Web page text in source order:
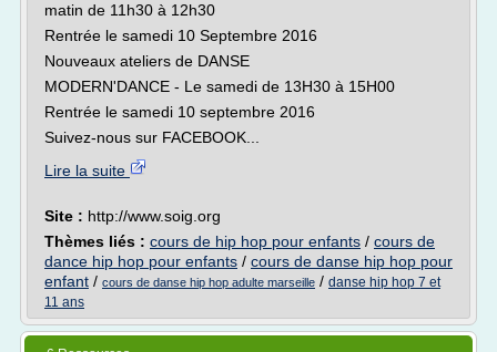
matin de 11h30 à 12h30
Rentrée le samedi 10 Septembre 2016
Nouveaux ateliers de DANSE
MODERN'DANCE - Le samedi de 13H30 à 15H00
Rentrée le samedi 10 septembre 2016
Suivez-nous sur FACEBOOK...
Lire la suite
Site : http://www.soig.org
Thèmes liés : cours de hip hop pour enfants / cours de
dance hip hop pour enfants / cours de danse hip hop pour
enfant / cours de danse hip hop adulte marseille / danse hip hop 7 et
11 ans